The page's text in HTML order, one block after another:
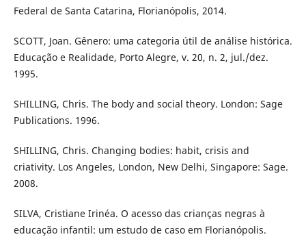
Federal de Santa Catarina, Florianópolis, 2014.
SCOTT, Joan. Gênero: uma categoria útil de análise histórica.
Educação e Realidade, Porto Alegre, v. 20, n. 2, jul./dez.
1995.
SHILLING, Chris. The body and social theory. London: Sage
Publications. 1996.
SHILLING, Chris. Changing bodies: habit, crisis and
criativity. Los Angeles, London, New Delhi, Singapore: Sage.
2008.
SILVA, Cristiane Irinéa. O acesso das crianças negras à
educação infantil: um estudo de caso em Florianópolis.